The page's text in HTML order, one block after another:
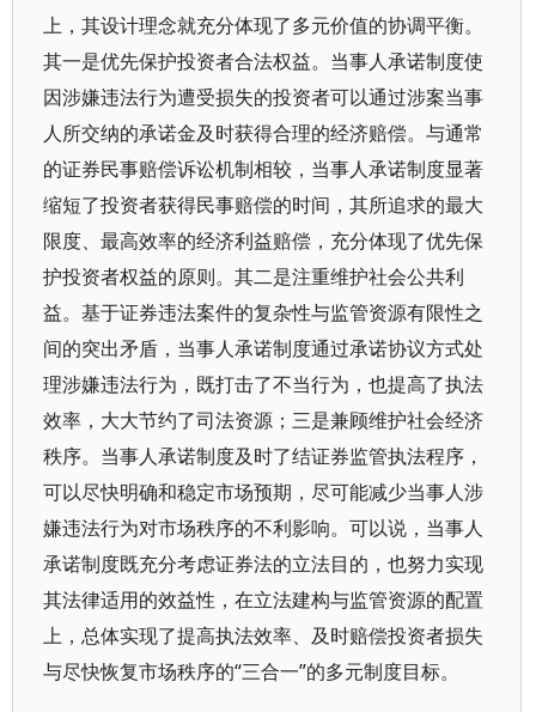
上，其设计理念就充分体现了多元价值的协调平衡。
其一是优先保护投资者合法权益。当事人承诺制度使
因涉嫌违法行为遭受损失的投资者可以通过涉案当事
人所交纳的承诺金及时获得合理的经济赔偿。与通常
的证券民事赔偿诉讼机制相较，当事人承诺制度显著
缩短了投资者获得民事赔偿的时间，其所追求的最大
限度、最高效率的经济利益赔偿，充分体现了优先保
护投资者权益的原则。其二是注重维护社会公共利
益。基于证券违法案件的复杂性与监管资源有限性之
间的突出矛盾，当事人承诺制度通过承诺协议方式处
理涉嫌违法行为，既打击了不当行为，也提高了执法
效率，大大节约了司法资源；三是兼顾维护社会经济
秩序。当事人承诺制度及时了结证券监管执法程序，
可以尽快明确和稳定市场预期，尽可能减少当事人涉
嫌违法行为对市场秩序的不利影响。可以说，当事人
承诺制度既充分考虑证券法的立法目的，也努力实现
其法律适用的效益性，在立法建构与监管资源的配置
上，总体实现了提高执法效率、及时赔偿投资者损失
与尽快恢复市场秩序的“三合一”的多元制度目标。